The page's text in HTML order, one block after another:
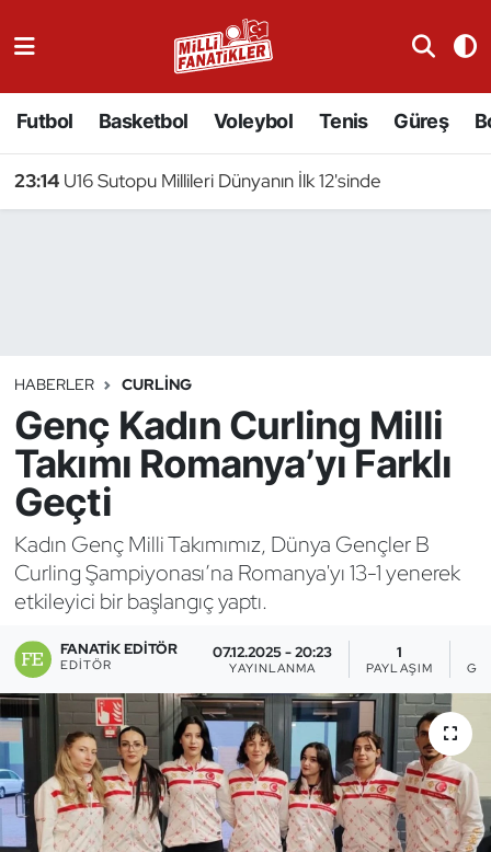
Futbol Basketbol Voleybol Tenis Güreş
23:14 U16 Sutopu Millileri Dünyanın İlk 12'sinde
HABERLER CURLING
Genç Kadın Curling Milli
Takımı Romanya’yı Farklı
Geçti
Kadın Genç Milli Takımımız, Dünya Gençler B
Curling Şampiyonası’na Romanya'yı 13-1 yenerek
etkileyici bir başlangıç yaptı.
FANATIK EDITÖR
EDITÖR
07.12.2025 - 20:23
YAYINLANMA
1
PAYLAŞIM
Badminton
Binicilik
Bisiklet
Bocce Bowling Dart
Boks
Briç
Buz Hokeyi
Buz Pateni
Çim Hokeyi